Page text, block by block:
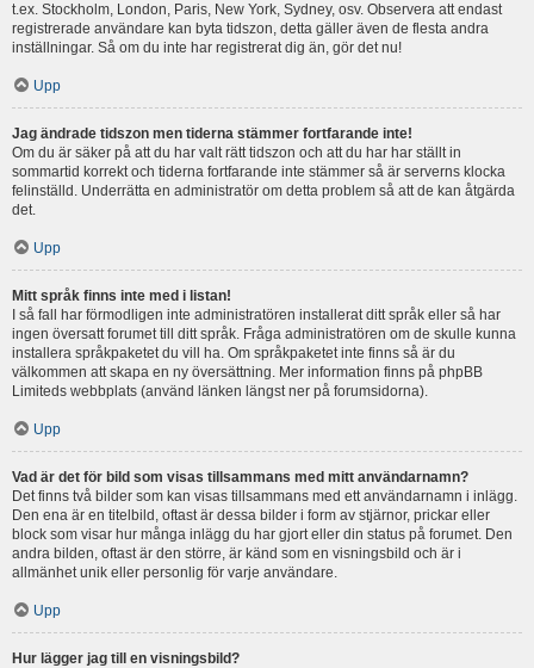
t.ex. Stockholm, London, Paris, New York, Sydney, osv. Observera att endast
registrerade användare kan byta tidszon, detta gäller även de flesta andra
inställningar. Så om du inte har registrerat dig än, gör det nu!
Upp
Jag ändrade tidszon men tiderna stämmer fortfarande inte!
Om du är säker på att du har valt rätt tidszon och att du har har ställt in
sommartid korrekt och tiderna fortfarande inte stämmer så är serverns klocka
felinställd. Underrätta en administratör om detta problem så att de kan åtgärda
det.
Upp
Mitt språk finns inte med i listan!
I så fall har förmodligen inte administratören installerat ditt språk eller så har
ingen översatt forumet till ditt språk. Fråga administratören om de skulle kunna
installera språkpaketet du vill ha. Om språkpaketet inte finns så är du
välkommen att skapa en ny översättning. Mer information finns på phpBB
Limiteds webbplats (använd länken längst ner på forumsidorna).
Upp
Vad är det för bild som visas tillsammans med mitt användarnamn?
Det finns två bilder som kan visas tillsammans med ett användarnamn i inlägg.
Den ena är en titelbild, oftast är dessa bilder i form av stjärnor, prickar eller
block som visar hur många inlägg du har gjort eller din status på forumet. Den
andra bilden, oftast är den större, är känd som en visningsbild och är i
allmänhet unik eller personlig för varje användare.
Upp
Hur lägger jag till en visningsbild?